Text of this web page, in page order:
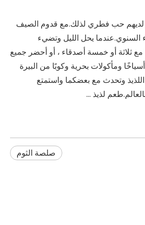
لديهم حب فطري لذلك.مع قدوم الصيف
السنوي.عندما يحل الليل وتضيء
مع ثلاثة أو خمسة أصدقاء ، أو أحضر جميع
ومأكولات بحرية وكوبًا من البيرة
وتحدث مع بعضكما واستمتع
لذيذ ...
صلصة الثوم